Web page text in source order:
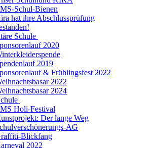
Schul-Bienen
hat ihre Abschlussprüfung
Schule
2020
2019
& Frühlingsfest 2022
2022
2024
Holi-Festival
Der lange Weg
AG
Blickfang
2022